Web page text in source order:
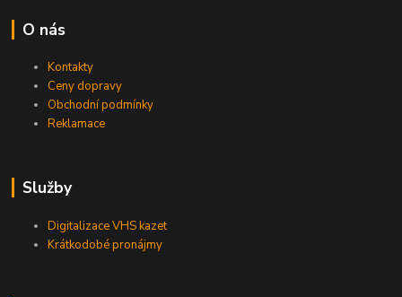
O nás
Kontakty
Ceny dopravy
Obchodní podmínky
Reklamace
Služby
Digitalizace VHS kazet
Krátkodobé pronájmy